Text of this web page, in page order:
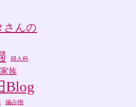
さんの
婦人科
家族
Blog
編み物